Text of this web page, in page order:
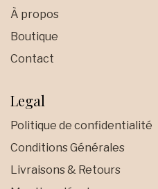
À propos
Boutique
Contact
Legal
Politique de confidentialité
Conditions Générales
Livraisons & Retours